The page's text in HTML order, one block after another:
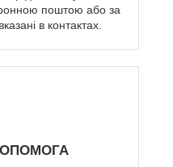
поштою або за
в контактах.